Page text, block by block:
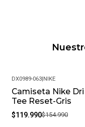
-23%
DX0989-063|NIKE
Camiseta Nike
Tee Reset-Gris
$119.990$154.990